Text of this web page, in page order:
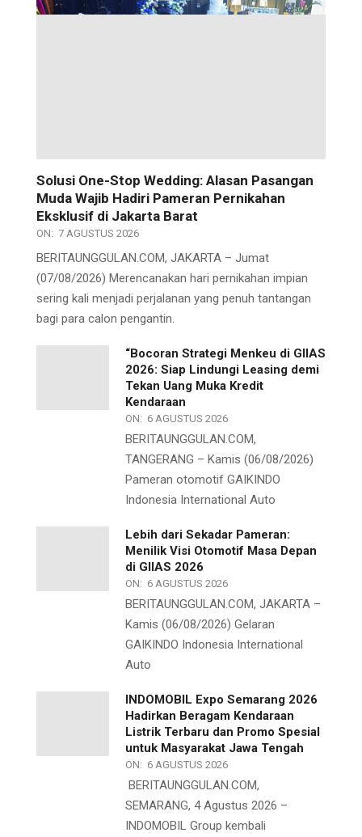
Solusi One-Stop Wedding: Alasan Pasangan
Muda Wajib Hadiri Pameran Pernikahan
Eksklusif di Jakarta Barat
ON: 7 AGUSTUS 2026
BERITAUNGGULAN.COM, JAKARTA – Jumat
(07/08/2026) Merencanakan hari pernikahan impian
sering kali menjadi perjalanan yang penuh tantangan
bagi para calon pengantin.
“Bocoran Strategi Menkeu di GIIAS
2026: Siap Lindungi Leasing demi
Tekan Uang Muka Kredit
Kendaraan
ON: 6 AGUSTUS 2026
BERITAUNGGULAN.COM,
TANGERANG – Kamis (06/08/2026)
Pameran otomotif GAIKINDO
Indonesia International Auto
Lebih dari Sekadar Pameran:
Menilik Visi Otomotif Masa Depan
di GIIAS 2026
ON: 6 AGUSTUS 2026
BERITAUNGGULAN.COM, JAKARTA –
Kamis (06/08/2026) Gelaran
GAIKINDO Indonesia International
Auto
INDOMOBIL Expo Semarang 2026
Hadirkan Beragam Kendaraan
Listrik Terbaru dan Promo Spesial
untuk Masyarakat Jawa Tengah
ON: 6 AGUSTUS 2026
BERITAUNGGULAN.COM,
SEMARANG, 4 Agustus 2026 –
INDOMOBIL Group kembali